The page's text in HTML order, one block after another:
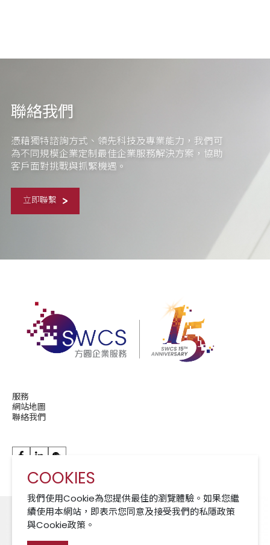
COOKIES
我們使用Cookie為您提供最佳的瀏覽體驗。如果您繼
續使用本網站，即表示您同意及接受我們的私隱政策
與Cookie政策。
聯絡我們
憑藉獨特諮詢方式、領先科技及專業能力，我們可
為不同規模企業定制最佳企業服務解決方案，協助
客戶面對挑戰與抓緊機遇。
立即聯繫
服務
網站地圖
聯絡我們
華潤現代服務成員公司 A Member of CRCS
Cookies 政策
免責聲明